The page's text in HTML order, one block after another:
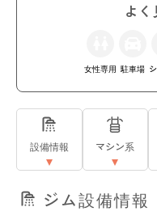
よ
女性専用 駐車場
設備情報 マシン系
ジム設備情報